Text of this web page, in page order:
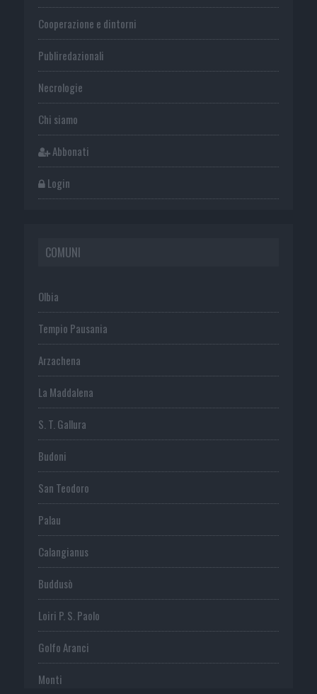
Cooperazione e dintorni
Publiredazionali
Necrologie
Chi siamo
Abbonati
Login
COMUNI
Olbia
Tempio Pausania
Arzachena
La Maddalena
S. T. Gallura
Budoni
San Teodoro
Palau
Calangianus
Buddusò
Loiri P. S. Paolo
Golfo Aranci
Monti